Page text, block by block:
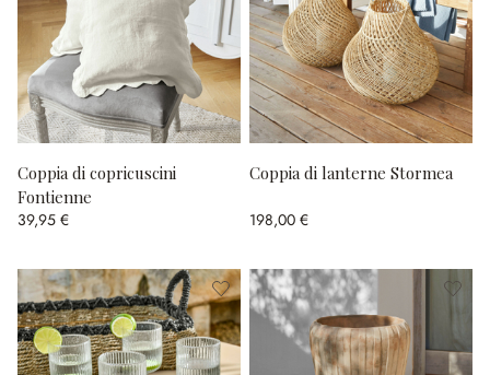
Coppia di copricuscini
Fontienne
39,95 €
Coppia di lanterne Stormea
198,00 €